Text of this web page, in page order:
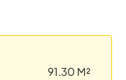
91.30 M²